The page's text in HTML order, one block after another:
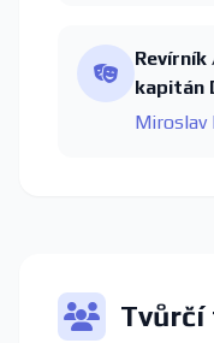
kapitán
Miroslav
Tvůrčí